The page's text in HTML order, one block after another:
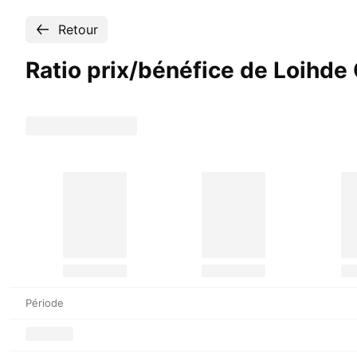
Retour
Ratio prix/bénéfice de Loihde
Période